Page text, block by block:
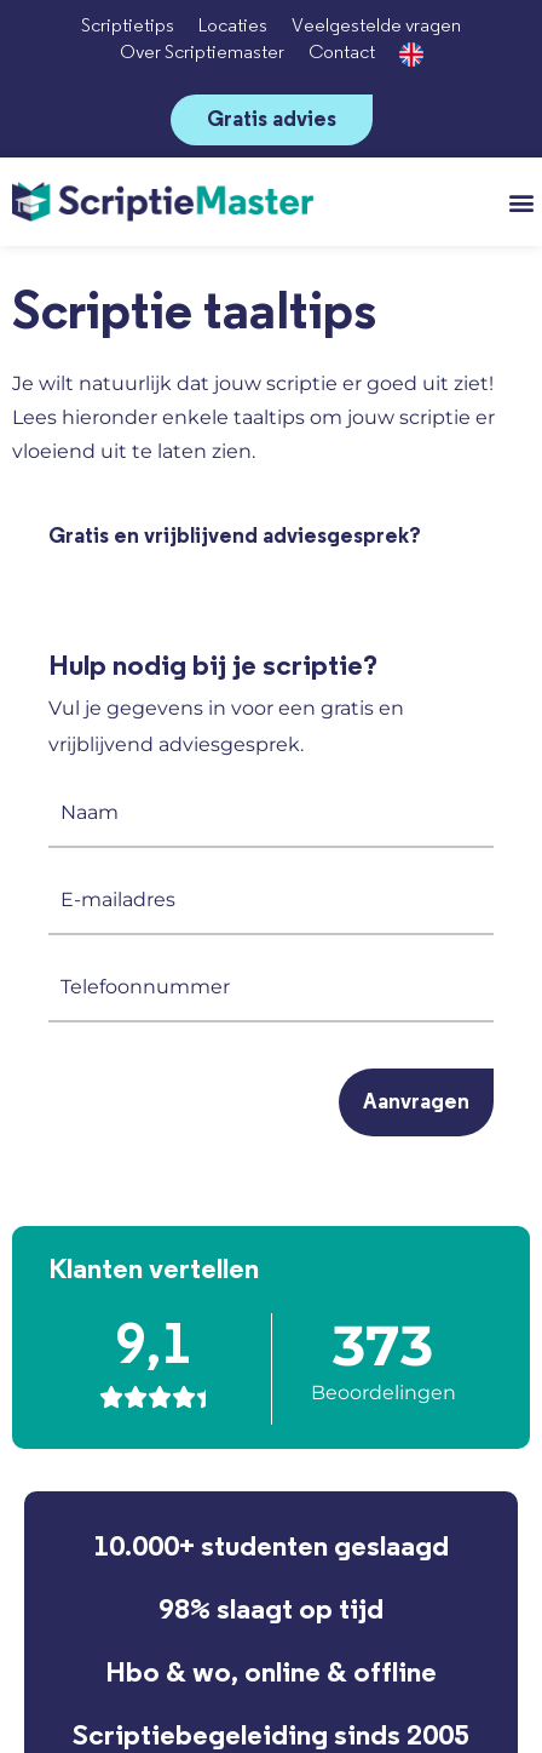
Scriptietips Locaties
Veelgestelde vragen
Over Scriptiemaster
Contact
Gratis advies
Scriptie taaltips
Je wilt natuurlijk dat jouw scriptie er goed uit ziet!
Lees hieronder enkele taaltips om jouw scriptie er
vloeiend uit te laten zien.
Gratis en vrijblijvend adviesgesprek?
Hulp nodig bij je scriptie?
Vul je gegevens in voor een gratis en
vrijblijvend adviesgesprek.
Klanten vertellen
9,1

373
Beoordelingen
10.000+ studenten geslaagd
98% slaagt op tijd
Hbo & wo, online & offline
Scriptiebegeleiding sinds 2005